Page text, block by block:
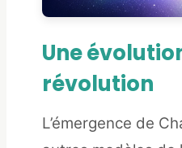
Une
révolution
L’émergence de